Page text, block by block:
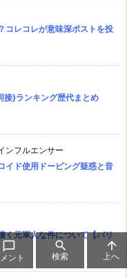
コレコレが意味深ポストを投
接)ランキング歴代まとめ
ンフルエンサー
イド使用ドーピング疑惑と音
く元軍人な件について【パリ

ント

検索

上へ